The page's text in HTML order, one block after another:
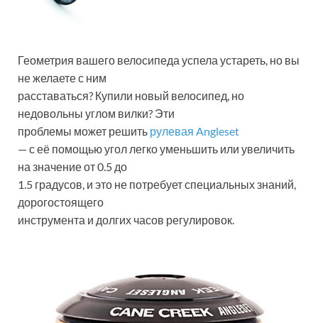
Геометрия вашего велосипеда успела устареть, но вы
не желаете с ним
расставаться? Купили новый велосипед, но
недовольны углом вилки? Эти
проблемы может решить рулевая Angleset
— с её помощью угол легко уменьшить или увеличить
на значение от 0.5 до
1.5 градусов, и это не потребует специальных знаний,
дорогостоящего
инструмента и долгих часов регулировок.